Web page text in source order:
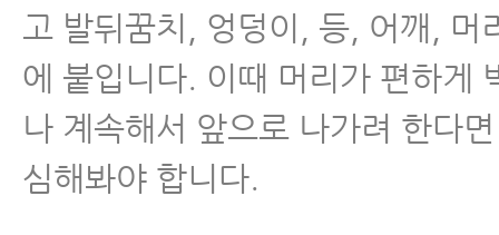
고 발뒤꿈치, 엉덩이, 등, 어깨, 머
에 붙입니다. 이때 머리가 편하게
나 계속해서 앞으로 나가려 한다
심해봐야 합니다.